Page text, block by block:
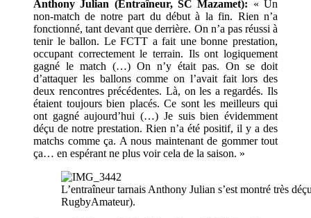
Anthony Julian (Entraîneur, SC Mazamet): « Un
non-match de notre part du début à la fin. Rien n’a
fonctionné, tant devant que derrière. On n’a pas réussi à
tenir le ballon. Le FCTT a fait une bonne prestation,
occupant correctement le terrain. Ils ont logiquement
gagné le match (…) On n’y était pas. On se doit
d’attaquer les ballons comme on l’avait fait lors des
deux rencontres précédentes. Là, on les a regardés. Ils
étaient toujours bien placés. Ce sont les meilleurs qui
ont gagné aujourd’hui (…) Je suis bien évidemment
déçu de notre prestation. Rien n’a été positif, il y a des
matchs comme ça. A nous maintenant de gommer tout
ça… en espérant ne plus voir cela de la saison. »
L’entraîneur tarnais Anthony Julian s’est montré très
RugbyAmateur).